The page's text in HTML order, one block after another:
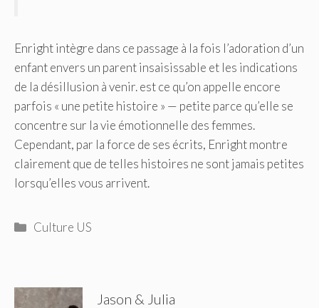
Enright intègre dans ce passage à la fois l’adoration d’un
enfant envers un parent insaisissable et les indications
de la désillusion à venir. est ce qu’on appelle encore
parfois « une petite histoire » — petite parce qu’elle se
concentre sur la vie émotionnelle des femmes.
Cependant, par la force de ses écrits, Enright montre
clairement que de telles histoires ne sont jamais petites
lorsqu’elles vous arrivent.
Catégories
Culture US
Jason & Julia